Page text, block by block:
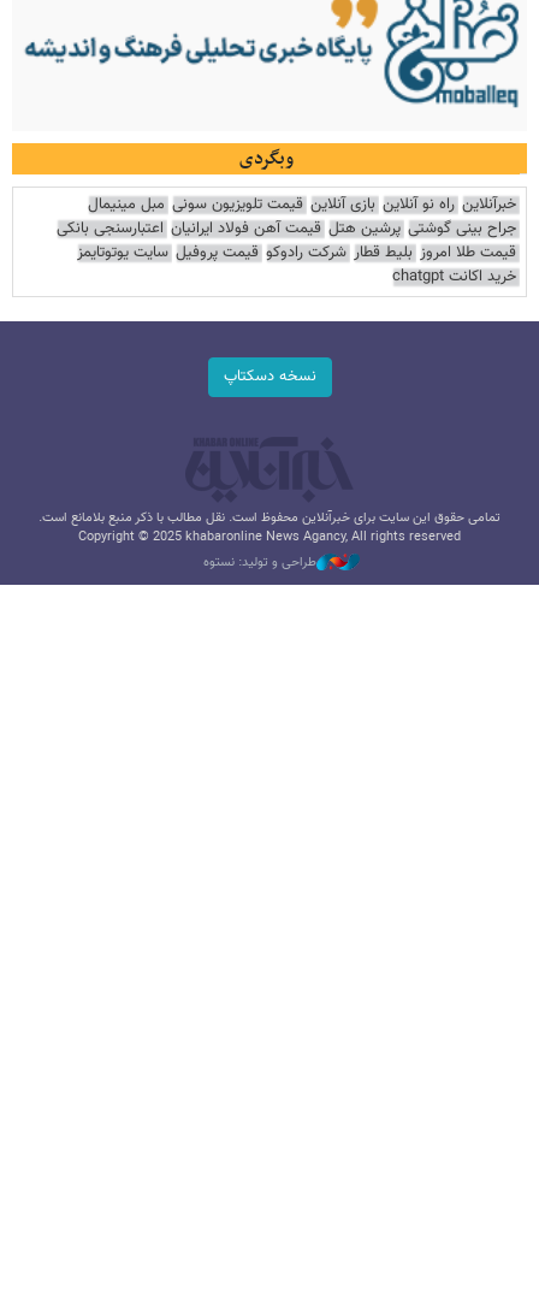
وبگردی
خبرآنلاین راه نو آنلاین بازی آنلاین قیمت تلویزیون سونی مبل مینیمال
جراح بینی گوشتی پرشین هتل قیمت آهن فولاد ایرانیان اعتبارسنجی بانکی
قیمت طلا امروز بلیط قطار شرکت رادوکو قیمت پروفیل سایت یوتوتایمز
خرید اکانت chatgpt
نسخه دسکتاپ
تمامی حقوق این سایت برای خبرآنلاین محفوظ است. نقل مطالب با ذکر منبع بلامانع است.
Copyright © 2025 khabaronline News Agancy, All rights reserved
طراحی و تولید: نستوه